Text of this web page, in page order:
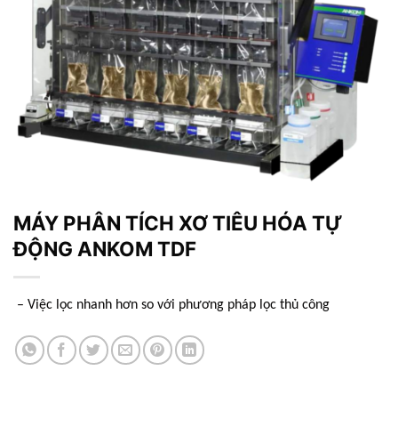
MÁY PHÂN TÍCH XƠ TIÊU HÓA TỰ
ĐỘNG ANKOM TDF
– Việc lọc nhanh hơn so với phương pháp lọc thủ công